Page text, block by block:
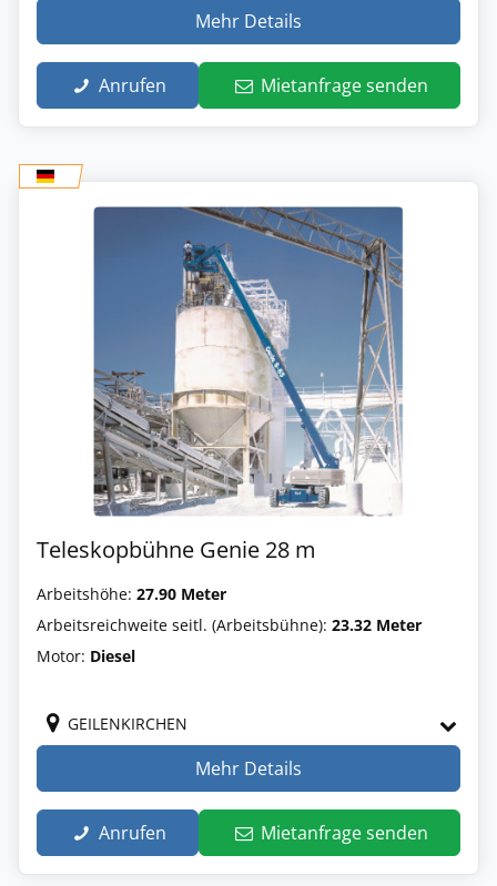
Mehr Details
Anrufen Mietanfrage senden
Teleskopbühne Genie 28 m
Arbeitshöhe: 27.90 Meter
Arbeitsreichweite seitl. (Arbeitsbühne): 23.32 Meter
Motor: Diesel
GEILENKIRCHEN
Mehr Details
Anrufen Mietanfrage senden